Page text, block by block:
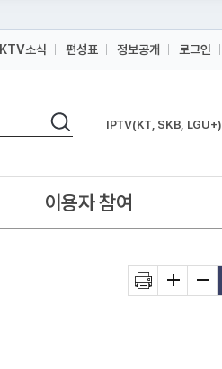
KTV소식 편성표 정보공개 로그인
검색 IPTV(KT, SKB, LGU+)
IPTV(KT, SKB, LGU+)
이용자 참여